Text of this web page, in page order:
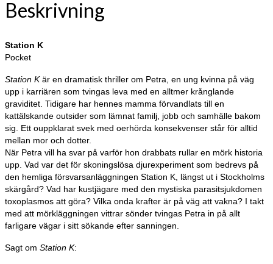
Beskrivning
Station K
Pocket
Station Kär en dramatisk thriller om Petra, en ung kvinna på väg
upp i karriären som tvingas leva med en alltmer krånglande
graviditet. Tidigare har hennes mamma förvandlats till en
kattälskande outsider som lämnat familj, jobb och samhälle bakom
sig. Ett ouppklarat svek med oerhörda konsekvenser står för alltid
mellan mor och dotter.
När Petra vill ha svar på varför hon drabbats rullar en mörk historia
upp. Vad var det för skoningslösa djurexperiment som bedrevs på
den hemliga försvarsanläggningen Station K, längst ut i Stockholms
skärgård? Vad har kustjägare med den mystiska parasitsjukdomen
toxoplasmos att göra? Vilka onda krafter är på väg att vakna? I takt
med att mörkläggningen vittrar sönder tvingas Petra in på allt
farligare vägar i sitt sökande efter sanningen.
Sagt om Station K: